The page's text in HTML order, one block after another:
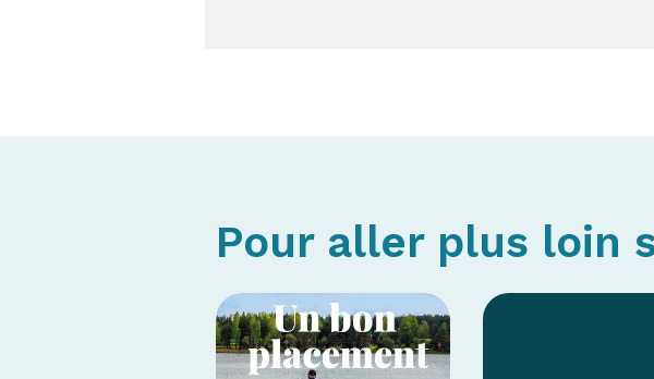
Pour aller plus loin